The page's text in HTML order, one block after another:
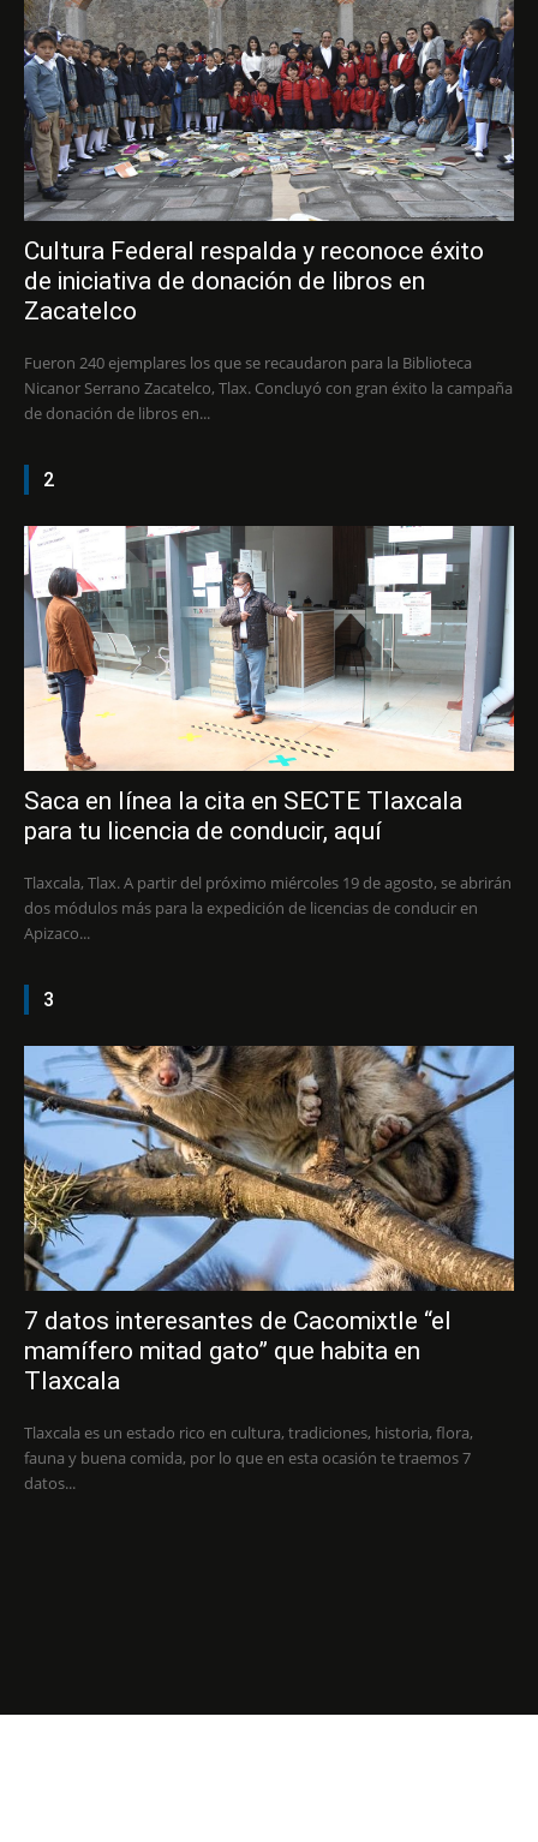
Cultura Federal respalda y reconoce éxito
de iniciativa de donación de libros en
Zacatelco
Fueron 240 ejemplares los que se recaudaron para la Biblioteca
Nicanor Serrano Zacatelco, Tlax. Concluyó con gran éxito la campaña
de donación de libros en...
2
Saca en línea la cita en SECTE Tlaxcala
para tu licencia de conducir, aquí
Tlaxcala, Tlax. A partir del próximo miércoles 19 de agosto, se abrirán
dos módulos más para la expedición de licencias de conducir en
Apizaco...
3
7 datos interesantes de Cacomixtle “el
mamífero mitad gato” que habita en
Tlaxcala
Tlaxcala es un estado rico en cultura, tradiciones, historia, flora,
fauna y buena comida, por lo que en esta ocasión te traemos 7
datos...